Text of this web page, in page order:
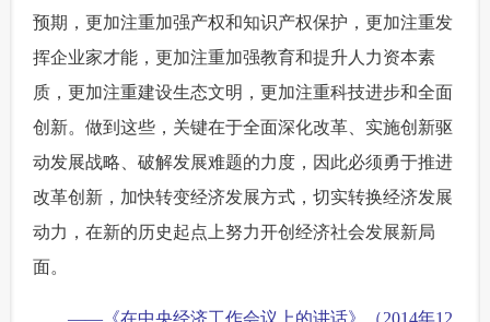
预期，更加注重加强产权和知识产权保护，更加注重发
挥企业家才能，更加注重加强教育和提升人力资本素
质，更加注重建设生态文明，更加注重科技进步和全面
创新。做到这些，关键在于全面深化改革、实施创新驱
动发展战略、破解发展难题的力度，因此必须勇于推进
改革创新，加快转变经济发展方式，切实转换经济发展
动力，在新的历史起点上努力开创经济社会发展新局
面。